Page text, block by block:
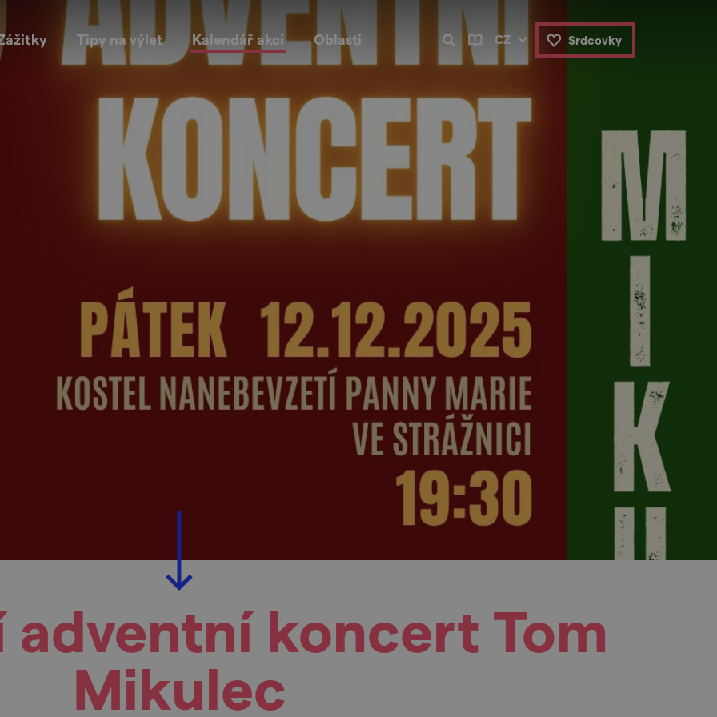
Tipy na výlet Kalendář akcí Oblasti CZ Srdcovky
koncert Tom
Mikulec